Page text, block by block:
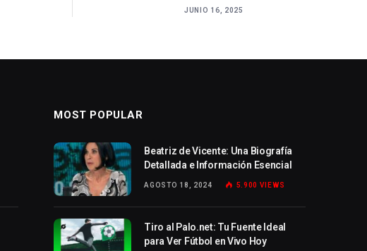
JUNIO 16, 2025
MOST POPULAR
Beatriz de Vicente: Una Biografía
Detallada e Información Esencial
AGOSTO 18, 2024 5.900 VIEWS
Tiro al Palo.net: Tu Fuente Ideal
para Ver Fútbol en Vivo Hoy